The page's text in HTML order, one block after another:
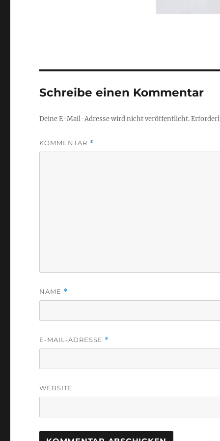
Schreibe einen Kommentar
Deine E-Mail-Adresse wird nicht veröffentlicht.
KOMMENTAR *
NAME *
E-MAIL-ADRESSE *
WEBSITE